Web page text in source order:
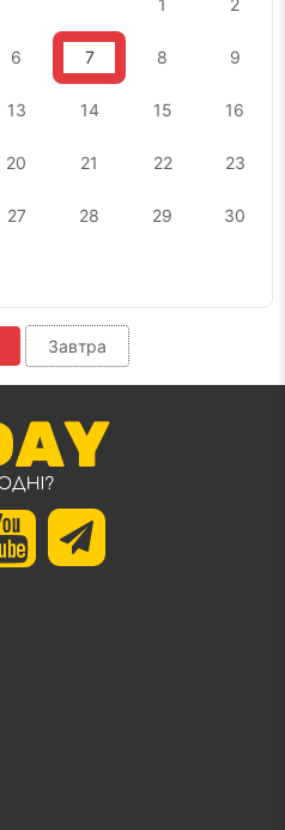
1 2
6 7 8 9
13 14 15 16
20 21 22 23
27 28 29 30
Завтра